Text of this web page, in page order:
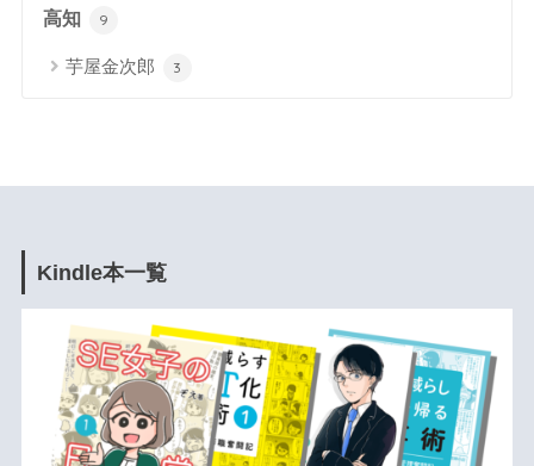
高知 9
芋屋金次郎 3
Kindle本一覧